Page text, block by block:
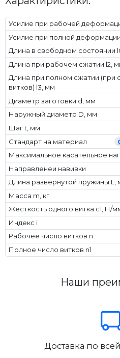
Усилие при рабочей
Усилие при полной
Длина в свободном состоянии
Длина при рабочем сжатии l2,
Длина при полном сжатии (при
витков) l3, мм
Диаметр заготовки d, мм
Наружный диаметр D, мм
Шаг t, мм
Стандарт на материал
Максимальное касательное
Направленеи навивки
Длина развернутой пружины L,
Масса m, кг
Жесткость одного витка c1, Н/
Индекс i
Рабочее число витков n
Полное число витков n1
Наши
Доставка по